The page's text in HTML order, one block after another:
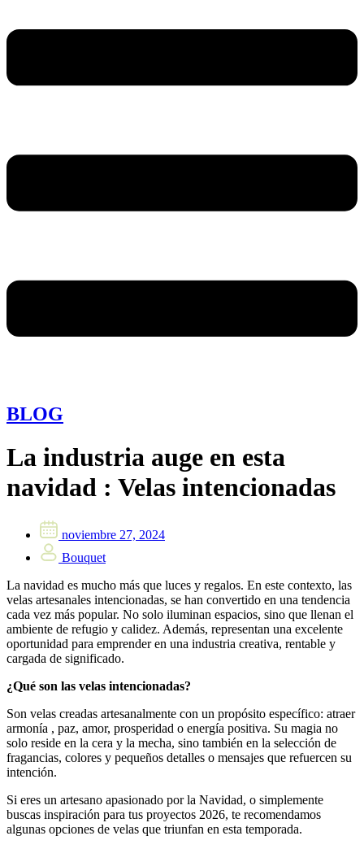
BLOG
La industria auge en esta
navidad : Velas intencionadas
noviembre 27, 2024
Bouquet
La navidad es mucho más que luces y regalos. En este contexto, las
velas artesanales intencionadas, se han convertido en una tendencia
cada vez más popular. No solo iluminan espacios, sino que llenan el
ambiente de refugio y calidez. Además, representan una excelente
oportunidad para emprender en una industria creativa, rentable y
cargada de significado.
¿Qué son las velas intencionadas?
Son velas creadas artesanalmente con un propósito específico: atraer
armonía , paz, amor, prosperidad o energía positiva. Su magia no
solo reside en la cera y la mecha, sino también en la selección de
fragancias, colores y pequeños detalles o mensajes que refuercen su
intención.
Si eres un artesano apasionado por la Navidad, o simplemente
buscas inspiración para tus proyectos 2026, te recomendamos
algunas opciones de velas que triunfan en esta temporada.